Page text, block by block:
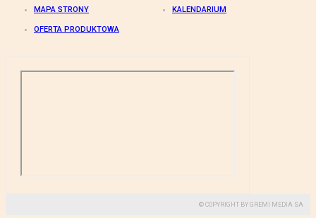
MAPA STRONY KALENDARIUM
OFERTA PRODUKTOWA
© COPYRIGHT BY GREMI MEDIA SA